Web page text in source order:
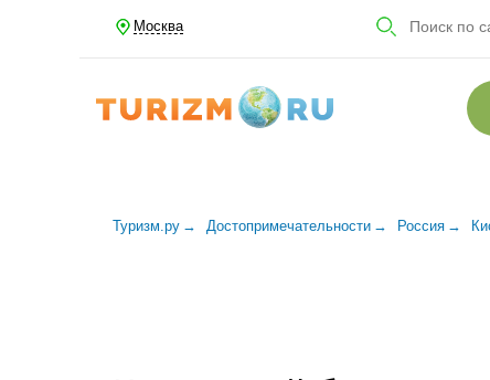
Москва
Туризм.ру Достопримечательности Россия